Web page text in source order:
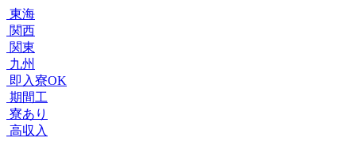
東海
関西
関東
九州
即入寮OK
期間工
寮あり
高収入